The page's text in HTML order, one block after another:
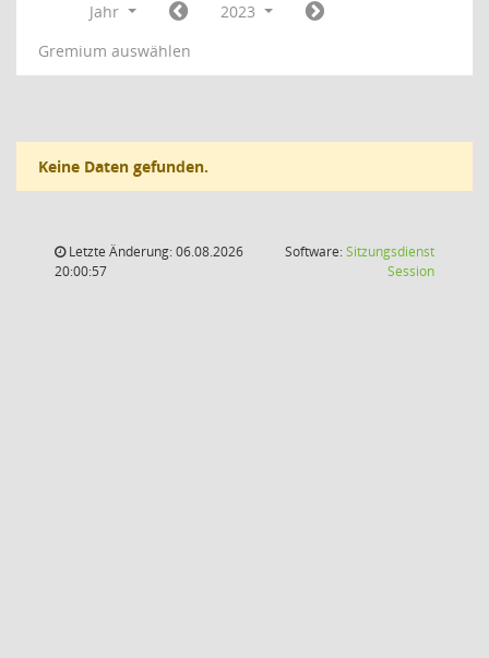
Jahr
2023
Gremium auswählen
Keine Daten gefunden.
Letzte Änderung: 06.08.2026
20:00:57
Software:Sitzungsdienst
Session(Wird in